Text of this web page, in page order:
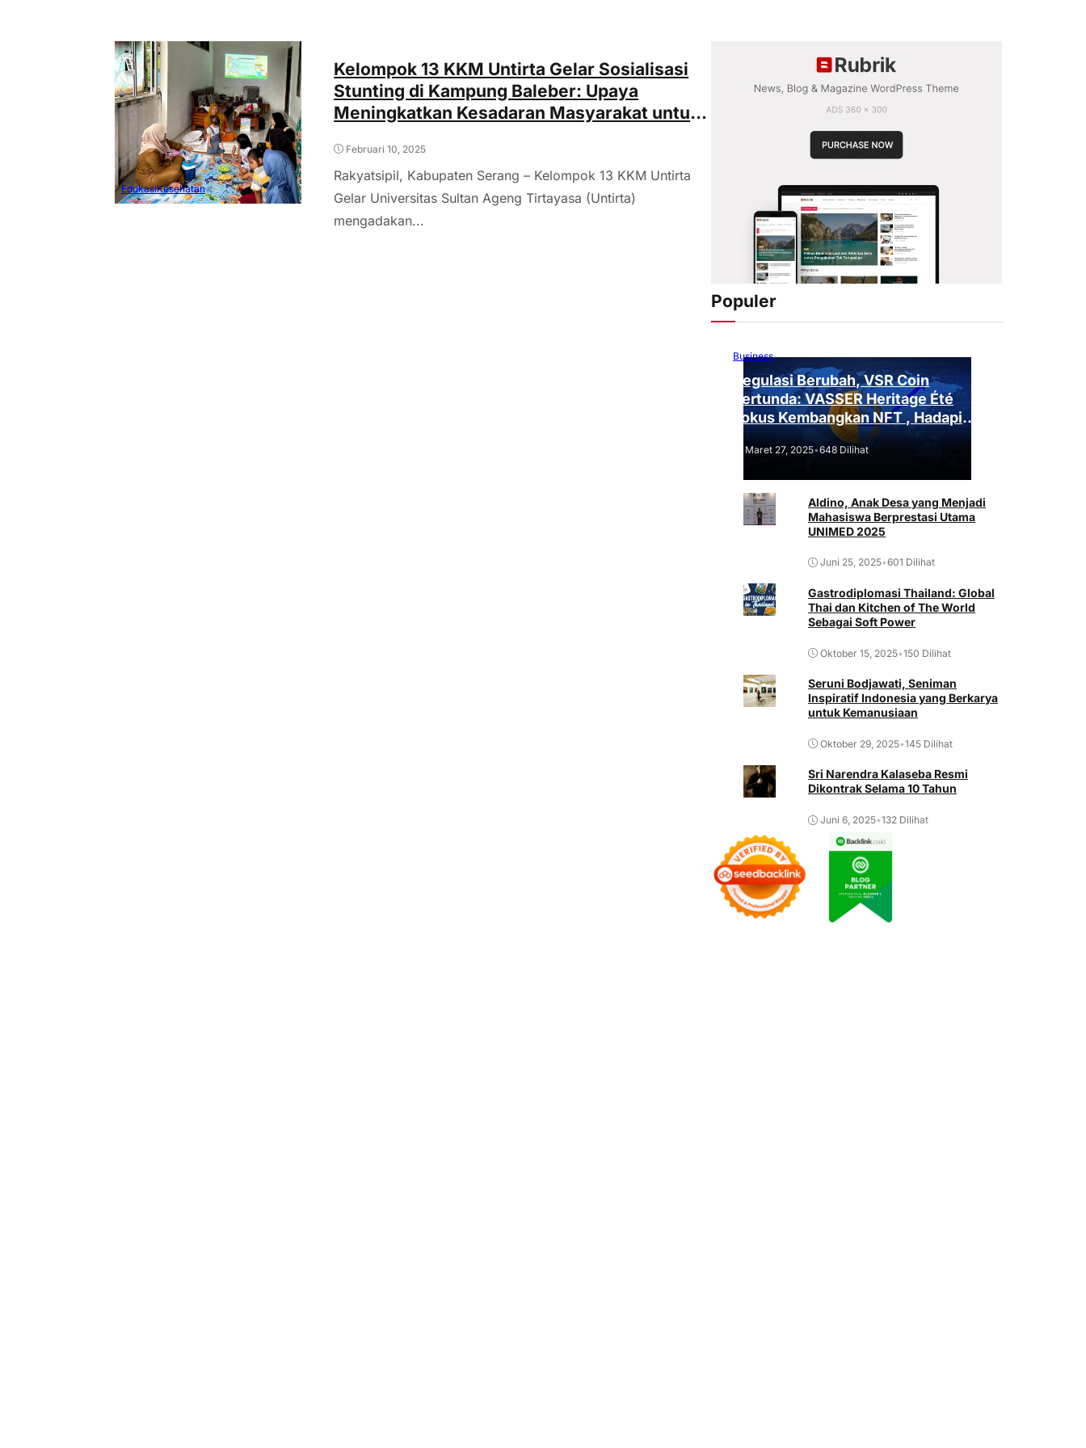
EdukasiKesehatan
Kelompok 13 KKM Untirta Gelar Sosialisasi
Stunting di Kampung Baleber: Upaya
Meningkatkan Kesadaran Masyarakat untuk
Februari 10, 2025
Rakyatsipil, Kabupaten Serang – Kelompok 13 KKM Untirta
Gelar Universitas Sultan Ageng Tirtayasa (Untirta)
mengadakan...
Populer
Business
Regulasi Berubah, VSR Coin
Tertunda: VASSER Heritage Été
Fokus Kembangkan NFT , Hadapi
Tantangan Regulasi!
Maret 27, 2025•648 Dilihat
Aldino, Anak Desa yang Menjadi
Mahasiswa Berprestasi Utama
UNIMED 2025
Juni 25, 2025•601 Dilihat
Gastrodiplomasi Thailand: Global
Thai dan Kitchen of The World
Sebagai Soft Power
Oktober 15, 2025•150 Dilihat
Seruni Bodjawati, Seniman
Inspiratif Indonesia yang Berkarya
untuk Kemanusiaan
Oktober 29, 2025•145 Dilihat
Sri Narendra Kalaseba Resmi
Dikontrak Selama 10 Tahun
Juni 6, 2025•132 Dilihat